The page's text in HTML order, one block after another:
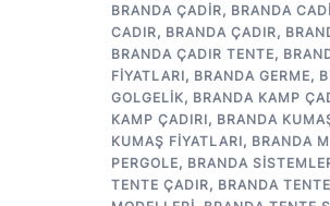
BRANDA ÇADIR, BRANDA
CADIR, BRANDA ÇADIR,
BRANDA ÇADIR TENTE,
FIYATLARI, BRANDA GERME,
GOLGELIK, BRANDA KAMP
KAMP ÇADIRI, BRANDA
KUMAŞ FIYATLARI, BRANDA
PERGOLE, BRANDA
TENTE ÇADIR, BRANDA